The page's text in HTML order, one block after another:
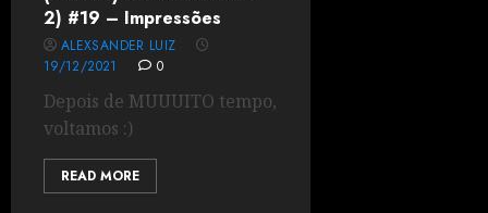
2) #19 – Impressões
ALEXSANDER LUIZ
19/12/2021
0
Depois de MUUUITO tempo,
voltamos :)
READ MORE